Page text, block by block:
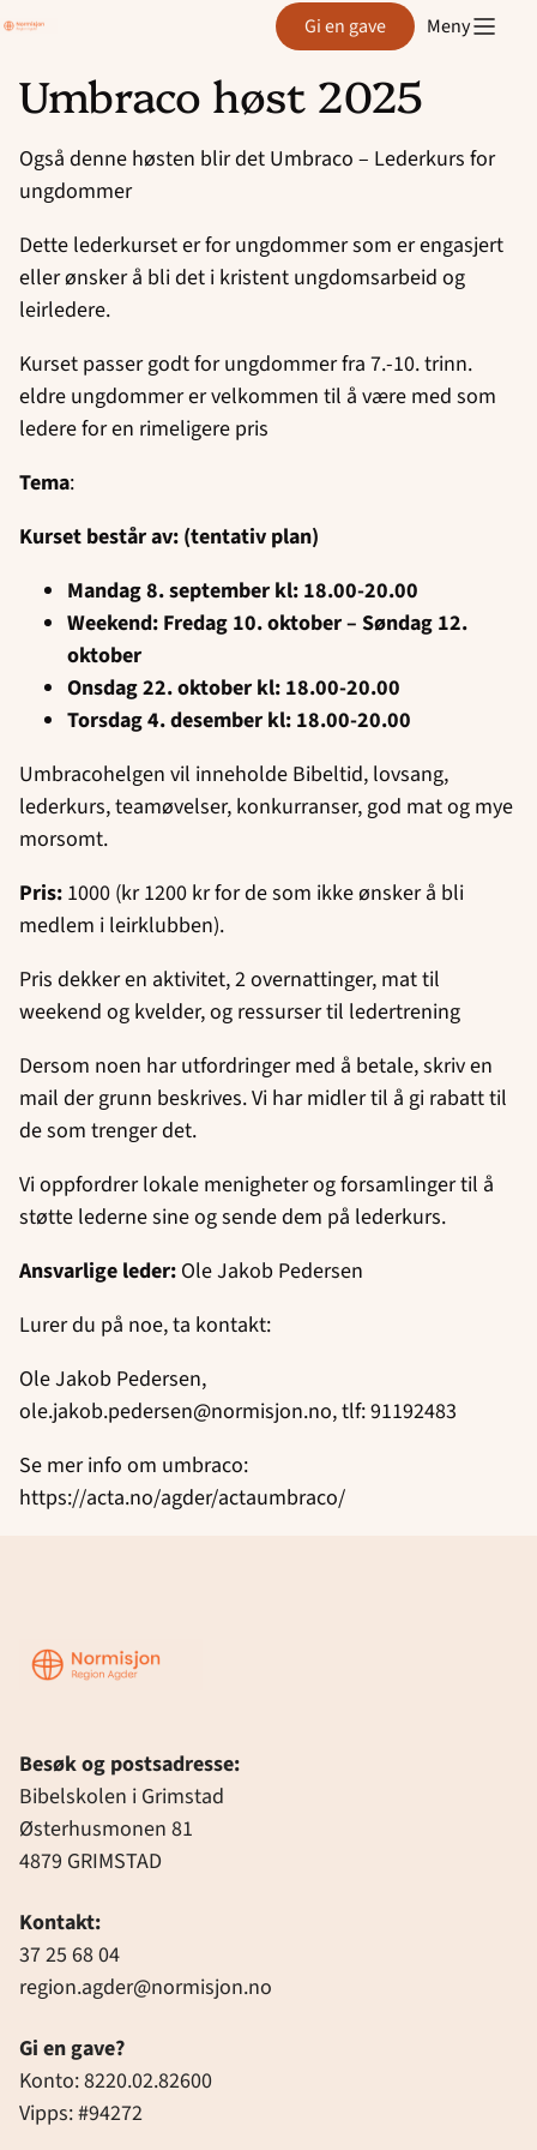
Hopp
innhold
Agder Gi en gave Meny
Umbraco høst 2025
Også denne høsten blir det Umbraco – Lederkurs for
ungdommer
Dette lederkurset er for ungdommer som er engasjert
eller ønsker å bli det i kristent ungdomsarbeid og
leirledere.
Kurset passer godt for ungdommer fra 7.-10. trinn.
eldre ungdommer er velkommen til å være med som
ledere for en rimeligere pris
Tema:
Kurset består av: (tentativ plan)
Mandag 8. september kl: 18.00-20.00
Weekend: Fredag 10. oktober – Søndag 12.
oktober
Onsdag 22. oktober kl: 18.00-20.00
Torsdag 4. desember kl: 18.00-20.00
Umbracohelgen vil inneholde Bibeltid, lovsang,
lederkurs, teamøvelser, konkurranser, god mat og mye
morsomt.
Pris: 1000 (kr 1200 kr for de som ikke ønsker å bli
medlem i leirklubben).
Pris dekker en aktivitet, 2 overnattinger, mat til
weekend og kvelder, og ressurser til ledertrening
Dersom noen har utfordringer med å betale, skriv en
mail der grunn beskrives. Vi har midler til å gi rabatt til
de som trenger det.
Vi oppfordrer lokale menigheter og forsamlinger til å
støtte lederne sine og sende dem på lederkurs.
Ansvarlige leder: Ole Jakob Pedersen
Lurer du på noe, ta kontakt:
Ole Jakob Pedersen,
ole.jakob.pedersen@normisjon.no, tlf: 91192483
Se mer info om umbraco:
https://acta.no/agder/actaumbraco/
Region
Agder
Besøk og postsadresse:
Bibelskolen i Grimstad
Østerhusmonen 81
4879 GRIMSTAD
Kontakt:
37 25 68 04
region.agder@normisjon.no
Gi en gave?
Konto: 8220.02.82600
Vipps: #94272